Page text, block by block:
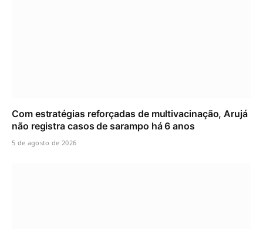
Com estratégias reforçadas de multivacinação, Arujá
não registra casos de sarampo há 6 anos
5 de agosto de 2026